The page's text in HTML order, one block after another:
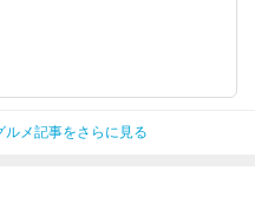
ルメ記事をさらに見る